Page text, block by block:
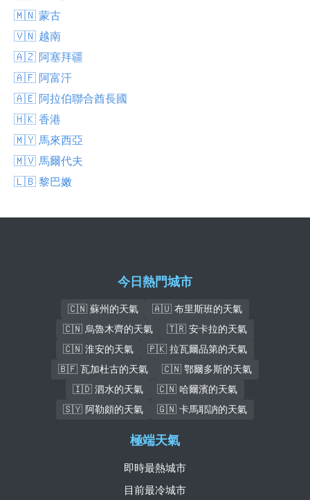
🇲🇳 蒙古
🇻🇳 越南
🇦🇿 阿塞拜疆
🇦🇫 阿富汗
🇦🇪 阿拉伯聯合酋長國
🇭🇰 香港
🇲🇾 馬來西亞
🇲🇻 馬爾代夫
🇱🇧 黎巴嫩
今日熱門城市
🇨🇳 蘇州的天氣
🇦🇺 布里斯班的天氣
🇨🇳 烏魯木齊的天氣
🇹🇷 安卡拉的天氣
🇨🇳 淮安的天氣
🇵🇰 拉瓦爾品第的天氣
🇧🇫 瓦加杜古的天氣
🇨🇳 鄂爾多斯的天氣
🇮🇩 泗水的天氣
🇨🇳 哈爾濱的天氣
🇸🇾 阿勒頗的天氣
🇬🇳 卡馬耶訥的天氣
極端天氣
即時最熱城市
目前最冷城市